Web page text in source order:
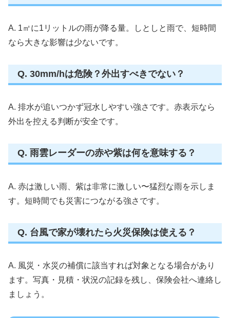
A. 1㎡に1リットルの雨が降る量。しとしと雨で、短時間
なら大きな影響は少ないです。
Q. 30mm/hは危険？外出すべきでない？
A. 排水が追いつかず冠水しやすい強さです。赤表示なら
外出を控える判断が安全です。
Q. 雨雲レーダーの赤や紫は何を意味する？
A. 赤は激しい雨、紫は非常に激しい〜猛烈な雨を示しま
す。短時間でも災害につながる強さです。
Q. 台風で家が壊れたら火災保険は使える？
A. 風災・水災の補償に該当すれば対象となる場合があり
ます。写真・見積・状況の記録を残し、保険会社へ連絡し
ましょう。